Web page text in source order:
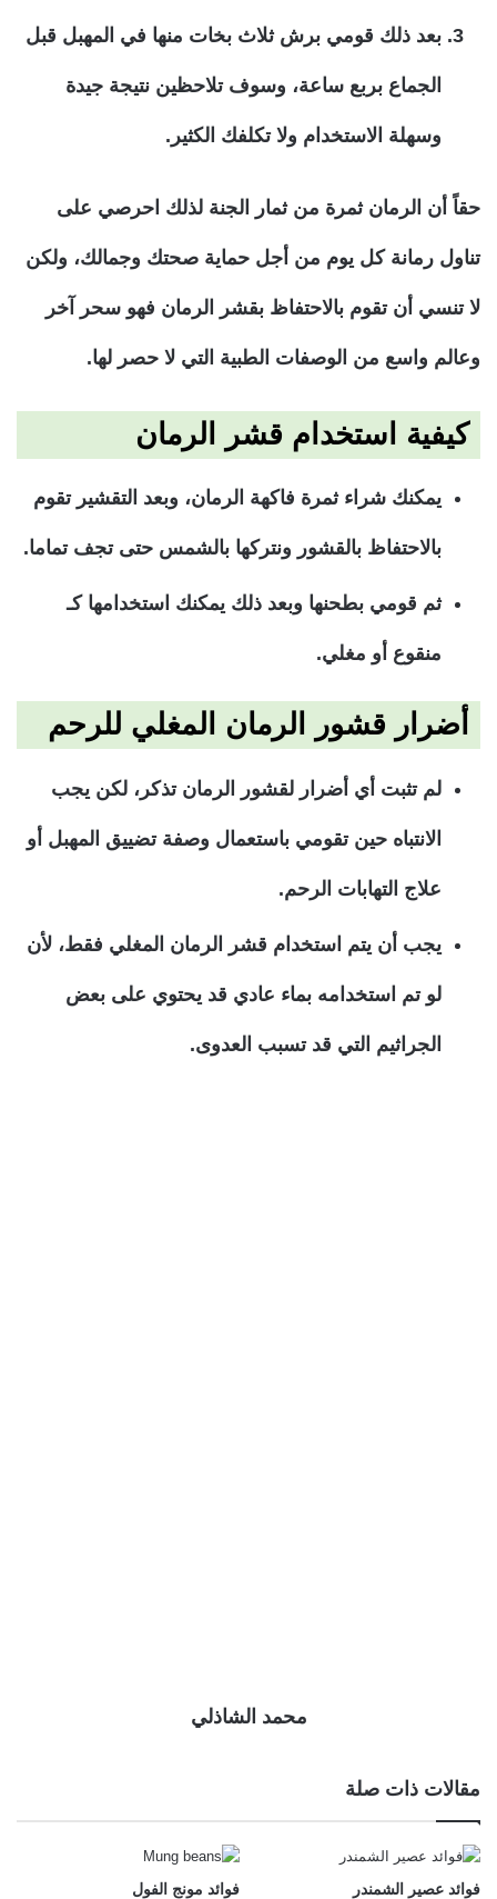
بعد ذلك قومي برش ثلاث بخات منها في المهبل قبل
الجماع بربع ساعة، وسوف تلاحظين نتيجة جيدة
وسهلة الاستخدام ولا تكلفك الكثير.
حقاً أن الرمان ثمرة من ثمار الجنة لذلك احرصي على
تناول رمانة كل يوم من أجل حماية صحتك وجمالك، ولكن
لا تنسي أن تقوم بالاحتفاظ بقشر الرمان فهو سحر آخر
وعالم واسع من الوصفات الطبية التي لا حصر لها.
كيفية استخدام قشر الرمان
يمكنك شراء ثمرة فاكهة الرمان، وبعد التقشير تقوم
بالاحتفاظ بالقشور ونتركها بالشمس حتى تجف تماما.
ثم قومي بطحنها وبعد ذلك يمكنك استخدامها كـ
منقوع أو مغلي.
أضرار قشور الرمان المغلي للرحم
لم تثبت أي أضرار لقشور الرمان تذكر، لكن يجب
الانتباه حين تقومي باستعمال وصفة تضييق المهبل أو
علاج التهابات الرحم.
يجب أن يتم استخدام قشر الرمان المغلي فقط، لأن
لو تم استخدامه بماء عادي قد يحتوي على بعض
الجراثيم التي قد تسبب العدوى.
محمد الشاذلي
مقالات ذات صلة
فوائد عصير الشمندر فوائد مونج الفول